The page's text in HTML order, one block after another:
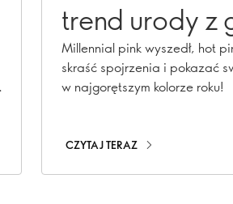
trend urody z
różem
Millennial pink wyszedł, hot
skraść spojrzenia i pokazać
w najgorętszym kolorze roku!
CZYTAJ TERAZ